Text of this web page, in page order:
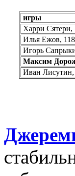
игры
Харри Сятери,
Илья Ежов, 118
Игорь
Максим
Иван Лисутин,